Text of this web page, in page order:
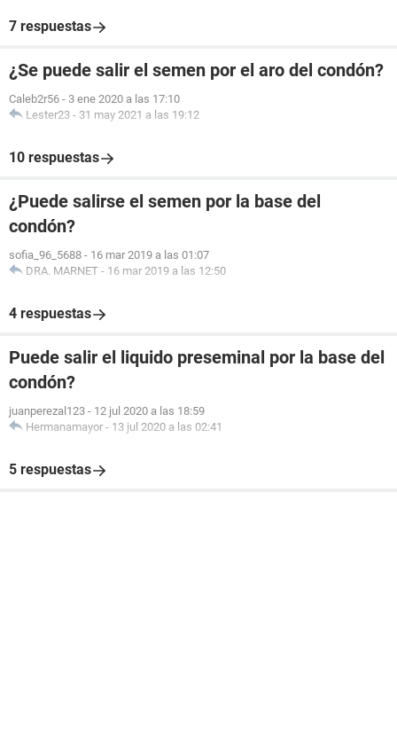
7 respuestas
¿Se puede salir el semen por el aro del condón?
Caleb2r56 - 3 ene 2020 a las 17:10
Lester23 - 31 may 2021 a las 19:12
10 respuestas
¿Puede salirse el semen por la base del
condón?
sofia_96_5688 - 16 mar 2019 a las 01:07
DRA. MARNET - 16 mar 2019 a las 12:50
4 respuestas
Puede salir el liquido preseminal por la base del
condón?
juanperezal123 - 12 jul 2020 a las 18:59
Hermanamayor - 13 jul 2020 a las 02:41
5 respuestas